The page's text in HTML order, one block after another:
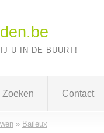
U IN DE BUURT!
Zoeken Contact
» Baileux